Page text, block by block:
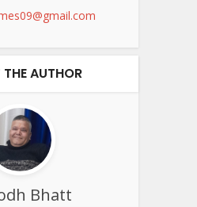
AUTHOR
Bhatt